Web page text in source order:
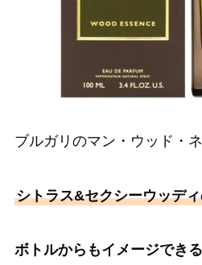
ブルガリのマン・ウッド・ネ
シトラス&セクシーウッデ
ボトルからもイメージでき